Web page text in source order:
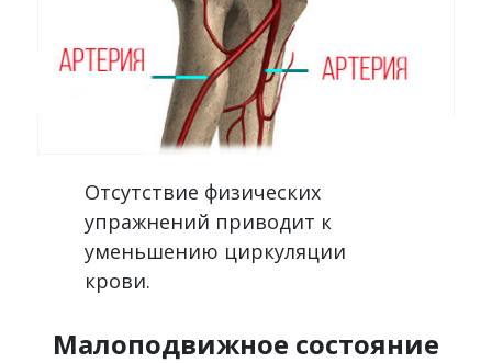
Отсутствие физических
упражнений приводит к
уменьшению циркуляции
крови.
Малоподвижное состояние